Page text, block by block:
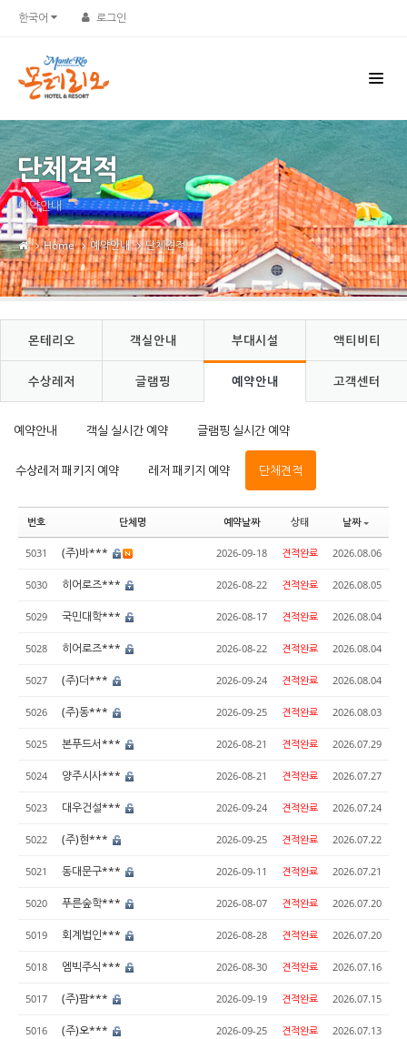
한국어 로그인
단체견적
예약안내
Home 예약안내 단체견적
몬테리오 객실안내 부대시설 액티비티
수상레저 글램핑 예약안내 고객센터
예약안내 객실 실시간 예약 글램핑 실시간 예약
수상레저 패키지 예약 레저 패키지 예약 단체견적
번호 단체명 예약날짜 상태 날짜
5031 (주)바*** 2026-09-18 견적완료 2026.08.06
5030 히어로즈*** 2026-08-22 견적완료 2026.08.05
5029 국민대학*** 2026-08-17 견적완료 2026.08.04
5028 히어로즈*** 2026-08-22 견적완료 2026.08.04
5027 (주)더*** 2026-09-24 견적완료 2026.08.04
5026 (주)동*** 2026-09-25 견적완료 2026.08.03
5025 본푸드서*** 2026-08-21 견적완료 2026.07.29
5024 양주시사*** 2026-08-21 견적완료 2026.07.27
5023 대우건설*** 2026-09-24 견적완료 2026.07.24
5022 (주)현*** 2026-09-25 견적완료 2026.07.22
5021 동대문구*** 2026-09-11 견적완료 2026.07.21
5020 푸른숲학*** 2026-08-07 견적완료 2026.07.20
5019 회계법인*** 2026-08-28 견적완료 2026.07.20
5018 엠빅주식*** 2026-08-30 견적완료 2026.07.16
5017 (주)팜*** 2026-09-19 견적완료 2026.07.15
5016 (주)오*** 2026-09-25 견적완료 2026.07.13
Sketchbook5, 스케치북5